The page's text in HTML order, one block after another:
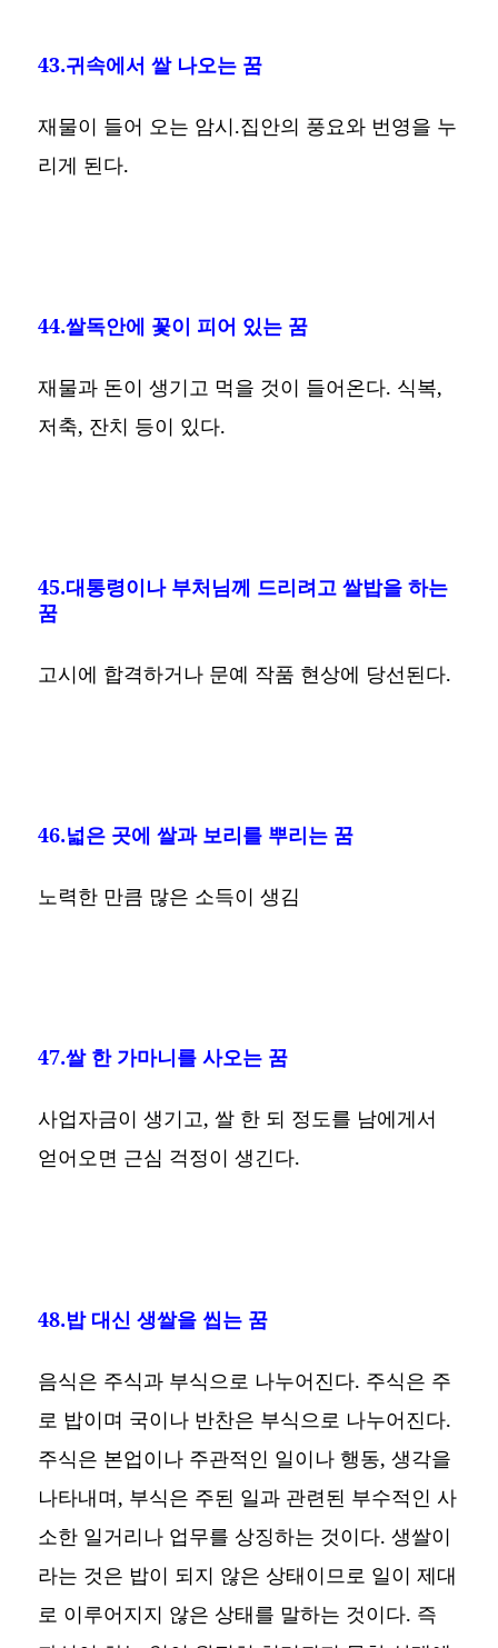
43.귀속에서 쌀 나오는 꿈
재물이 들어 오는 암시.집안의 풍요와 번영을 누
리게 된다.
44.쌀독안에 꽃이 피어 있는 꿈
재물과 돈이 생기고 먹을 것이 들어온다. 식복,
저축, 잔치 등이 있다.
45.대통령이나 부처님께 드리려고 쌀밥을 하는
꿈
고시에 합격하거나 문예 작품 현상에 당선된다.
46.넓은 곳에 쌀과 보리를 뿌리는 꿈
노력한 만큼 많은 소득이 생김
47.쌀 한 가마니를 사오는 꿈
사업자금이 생기고, 쌀 한 되 정도를 남에게서
얻어오면 근심 걱정이 생긴다.
48.밥 대신 생쌀을 씹는 꿈
음식은 주식과 부식으로 나누어진다. 주식은 주
로 밥이며 국이나 반찬은 부식으로 나누어진다.
주식은 본업이나 주관적인 일이나 행동, 생각을
나타내며, 부식은 주된 일과 관련된 부수적인 사
소한 일거리나 업무를 상징하는 것이다. 생쌀이
라는 것은 밥이 되지 않은 상태이므로 일이 제대
로 이루어지지 않은 상태를 말하는 것이다. 즉